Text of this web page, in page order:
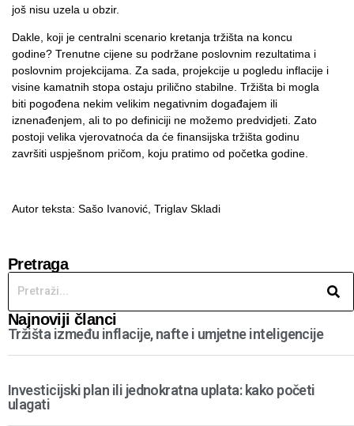
još nisu uzela u obzir.
Dakle, koji je centralni scenario kretanja tržišta na koncu
godine? Trenutne cijene su podržane poslovnim rezultatima i
poslovnim projekcijama. Za sada, projekcije u pogledu inflacije i
visine kamatnih stopa ostaju prilično stabilne. Tržišta bi mogla
biti pogođena nekim velikim negativnim događajem ili
iznenađenjem, ali to po definiciji ne možemo predvidjeti. Zato
postoji velika vjerovatnoća da će finansijska tržišta godinu
završiti uspješnom pričom, koju pratimo od početka godine.
Autor teksta: Sašo Ivanović, Triglav Skladi
Pretraga
Najnoviji članci
Tržišta između inflacije, nafte i umjetne inteligencije
Investicijski plan ili jednokratna uplata: kako početi
ulagati